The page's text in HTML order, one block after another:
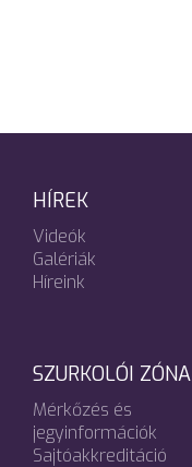
HÍREK
Videók
Galériák
Híreink
SZURKOLÓI ZÓNA
Mérkőzés és
jegyinformációk
Sajtóakkreditáció